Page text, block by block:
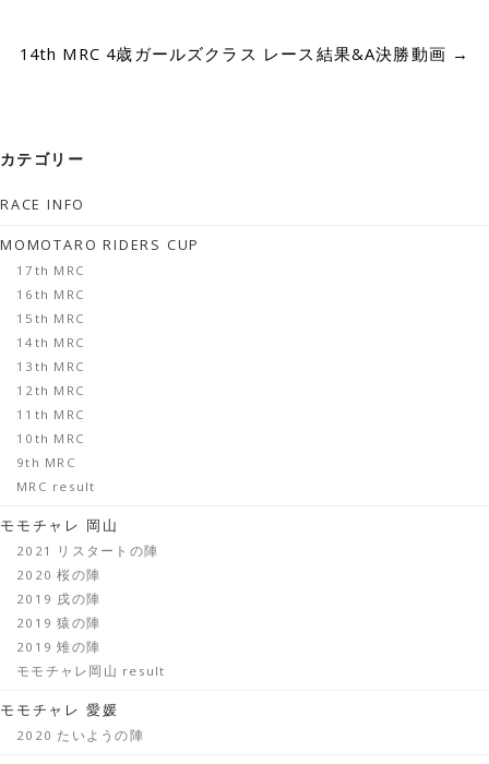
14th MRC 4歳ガールズクラス レース結果&A決勝動画 →
カテゴリー
RACE INFO
MOMOTARO RIDERS CUP
17th MRC
16th MRC
15th MRC
14th MRC
13th MRC
12th MRC
11th MRC
10th MRC
9th MRC
MRC result
モモチャレ 岡山
2021 リスタートの陣
2020 桜の陣
2019 戌の陣
2019 猿の陣
2019 雉の陣
モモチャレ岡山 result
モモチャレ 愛媛
2020 たいようの陣